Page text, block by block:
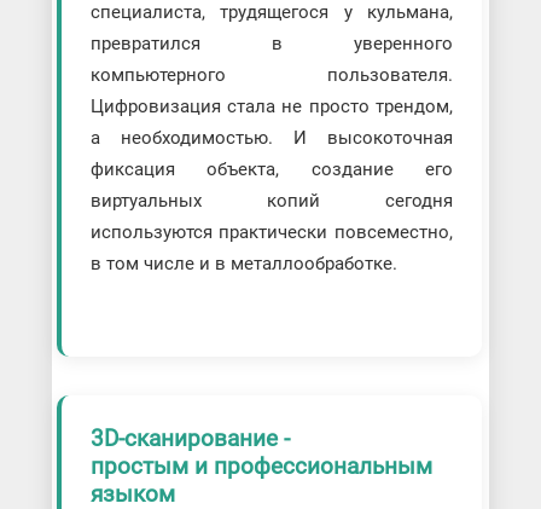
специалиста, трудящегося у кульмана,
превратился в уверенного
компьютерного пользователя.
Цифровизация стала не просто трендом,
а необходимостью. И высокоточная
фиксация объекта, создание его
виртуальных копий сегодня
используются практически повсеместно,
в том числе и в металлообработке.
3D-сканирование -
простым и профессиональным
языком